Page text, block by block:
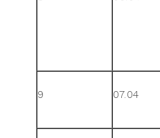
9 07.04